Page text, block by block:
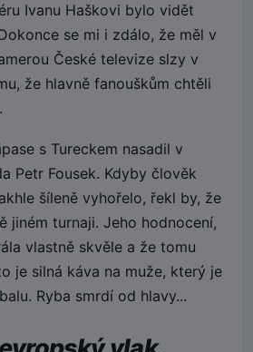
Ivanu Haškovi bylo vidět
se mi i zdálo, že měl v
České televize slzy v
že hlavně fanouškům chtěli
s Tureckem nasadil v
Petr Fousek. Kdyby člověk
šíleně vyhořelo, řekl by, že
jiném turnaji. Jeho hodnocení,
vlastně skvěle a že tomu
je silná káva na muže, který je
Ryba smrdí od hlavy...